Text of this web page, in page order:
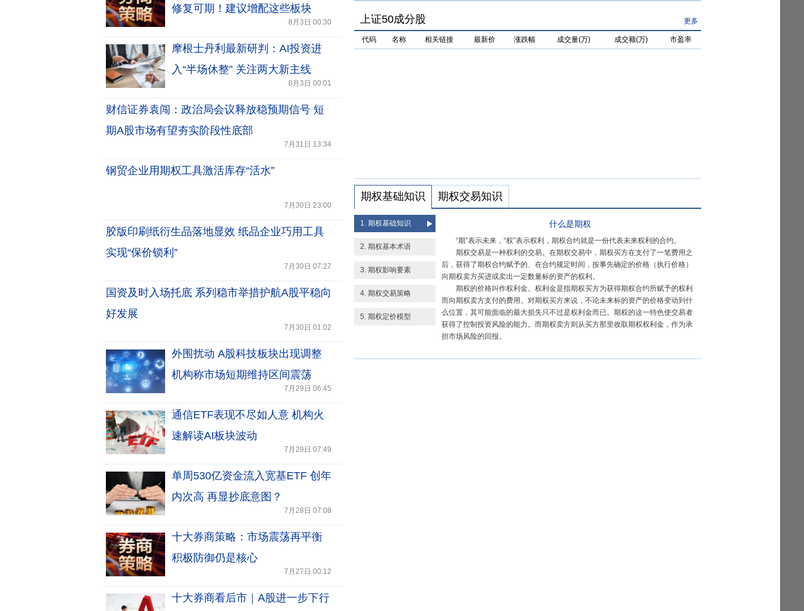
修复可期！建议增配这些板块
8月3日 00:30
摩根士丹利最新研判：AI投资进
入“半场休整” 关注两大新主线
8月3日 00:01
财信证券袁闯：政治局会议释放稳预期信号 短
期A股市场有望夯实阶段性底部
7月31日 13:34
钢贸企业用期权工具激活库存“活水”
7月30日 23:00
胶版印刷纸衍生品落地显效 纸品企业巧用工具
实现“保价锁利”
7月30日 07:27
国资及时入场托底 系列稳市举措护航A股平稳向
好发展
7月30日 01:02
外围扰动 A股科技板块出现调整
机构称市场短期维持区间震荡
7月29日 06:45
通信ETF表现不尽如人意 机构火
速解读AI板块波动
7月29日 07:49
单周530亿资金流入宽基ETF 创年
内次高 再显抄底意图？
7月28日 07:08
十大券商策略：市场震荡再平衡
积极防御仍是核心
7月27日 00:12
十大券商看后市｜A股进一步下行
上证50成分股 更多
代码 名称 相关链接 最新价 涨跌幅 成交量(万) 成交额(万) 市盈率
期权基础知识 期权交易知识
1. 期权基础知识
2. 期权基本术语
3. 期权影响要素
4. 期权交易策略
5. 期权定价模型
什么是期权
“期”表示未来，“权”表示权利，期权合约就是一份代表未来权利的合约。
期权交易是一种权利的交易。在期权交易中，期权买方在支付了一笔费用之
后，获得了期权合约赋予的、在合约规定时间，按事先确定的价格（执行价格）
向期权卖方买进或卖出一定数量标的资产的权利。
期权的价格叫作权利金。权利金是指期权买方为获得期权合约所赋予的权利
而向期权卖方支付的费用。对期权买方来说，不论未来标的资产的价格变动到什
么位置，其可能面临的最大损失只不过是权利金而已。期权的这一特色使交易者
获得了控制投资风险的能力。而期权卖方则从买方那里收取期权权利金，作为承
担市场风险的回报。